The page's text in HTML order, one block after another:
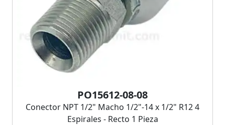
PO15612-08-08
Conector NPT 1/2" Macho 1/2"-14 x 1/2" R12 4
Espirales - Recto 1 Pieza